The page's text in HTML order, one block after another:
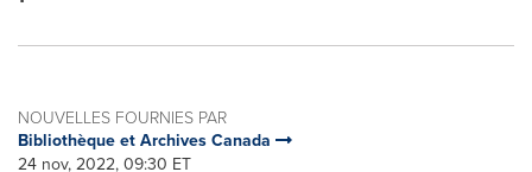
NOUVELLES FOURNIES PAR
Bibliothèque et Archives Canada
24 nov, 2022, 09:30 ET